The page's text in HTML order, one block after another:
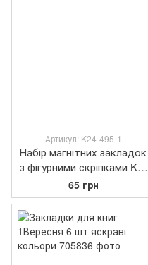
Артикул: K24-495-1
Набір магнітних закладок
з фігурними скріпками Kite
Diamond K24-495-1
65 грн